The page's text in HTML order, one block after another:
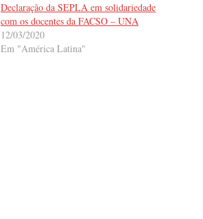
Declaração da SEPLA em solidariedade
com os docentes da FACSO – UNA
12/03/2020
Em "América Latina"